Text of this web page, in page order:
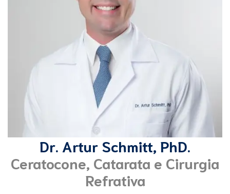
Dr. Artur Schmitt, PhD.
Ceratocone, Catarata e Cirurgia
Refrativa